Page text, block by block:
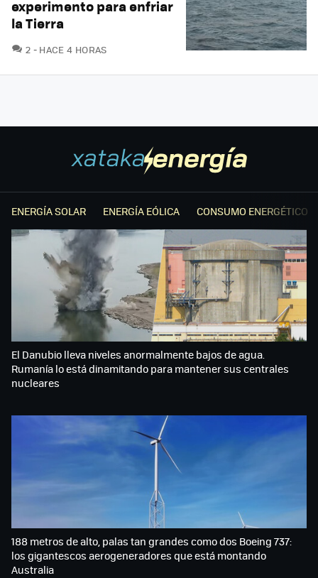
experimento para enfriar
la Tierra
2 COMENTARIOS
HACE 4 HORAS
ENERGÍA SOLAR ENERGÍA EÓLICA CONSUMO ENERGÉTICO
El Danubio lleva niveles anormalmente bajos de agua.
Rumanía lo está dinamitando para mantener sus centrales
nucleares
188 metros de alto, palas tan grandes como dos Boeing 737:
los gigantescos aerogeneradores que está montando
Australia